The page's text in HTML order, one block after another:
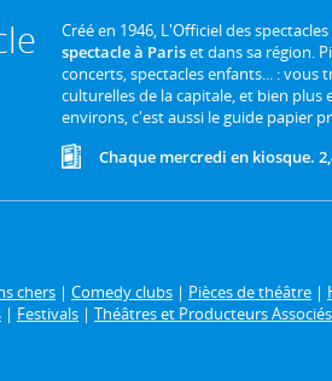
Créé en 1946, L'Officiel des
spectacle à Pariset dans sa région.
concerts, spectacles enfants... :
culturelles de la capitale, et bien plus
environs, c'est aussi le guide papier
Chaque mercredi en kiosque.
chers | Comedy clubs | Pièces de théâtre |
| Festivals | Théâtres et Producteurs Associés